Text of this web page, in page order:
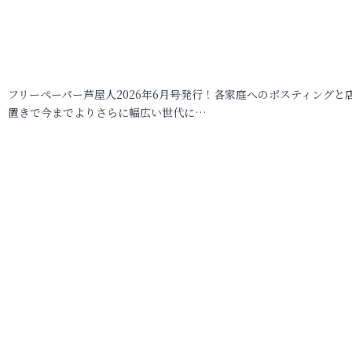
フリーペーパー芦屋人2026年6月号発行！各家庭へのポスティングと
置きで今までよりさらに幅広い世代に…